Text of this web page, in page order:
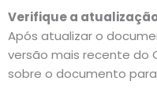
Verifique a
Após atualizar o
versão mais recente do
sobre o documento